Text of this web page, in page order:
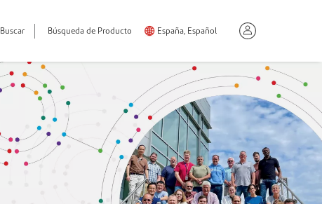
Buscar Búsqueda de Producto España, Español